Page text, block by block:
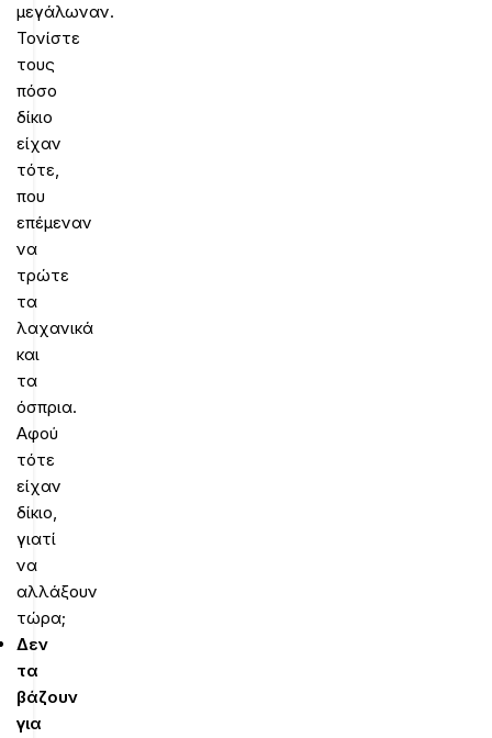
μεγάλωναν.
Τονίστε
τους
πόσο
δίκιο
είχαν
τότε,
που
επέμεναν
να
τρώτε
τα
λαχανικά
και
τα
όσπρια.
Αφού
τότε
είχαν
δίκιο,
γιατί
να
αλλάξουν
τώρα;
Δεν
τα
βάζουν
για